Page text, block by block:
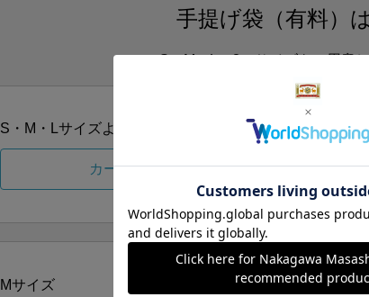
手提げ袋（有料）
S・M・Lの3つサイズをご用意
S・M・Lサイズより当店にお任せ
カートに入れる
Mサイズ